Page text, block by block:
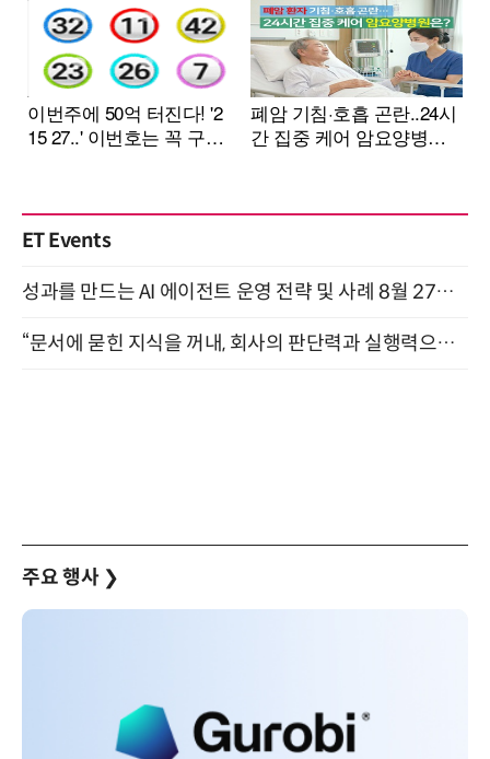
ET Events
성과를 만드는 AI 에이전트 운영 전략 및 사례 8월 27일 개최
“문서에 묻힌 지식을 꺼내, 회사의 판단력과 실행력으로 바꾸다” (8/20)
주요 행사 ❯